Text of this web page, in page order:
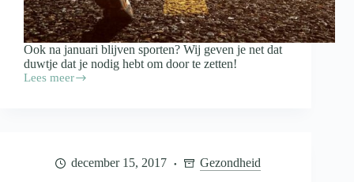
Ook na januari blijven sporten? Wij geven je net dat
duwtje dat je nodig hebt om door te zetten!
Lees meer
Happy
december 15, 2017 Gezondheid